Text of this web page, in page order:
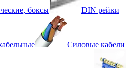
боксы DIN рейки
Силовые кабели